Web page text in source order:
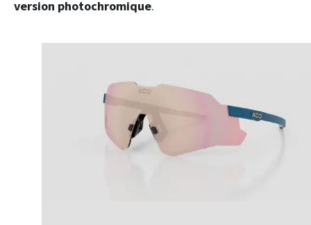
version photochromique.